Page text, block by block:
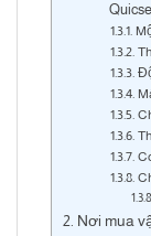
Nơi mua